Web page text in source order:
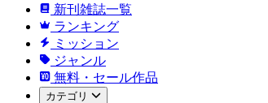
新刊雑誌一覧
ランキング
ミッション
ジャンル
無料・セール作品
カテゴリ